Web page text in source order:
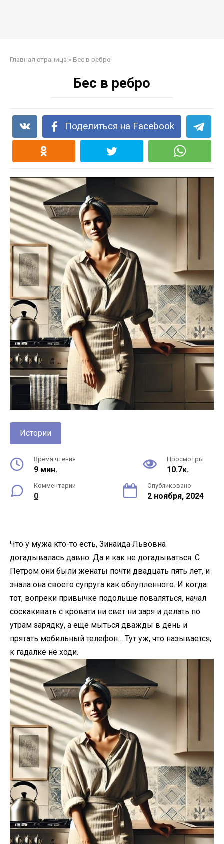
Главная страница »Бес в ребро
Бес в ребро
Поделиться на Facebook
Истории
Время чтения
9 мин.
Просмотры
10.7к.
Комментарии
0
Опубликовано
2 ноября, 2024
Что у мужа кто-то есть, Зинаида Львовна
догадывалась давно. Да и как не догадываться. С
Петром они были женаты почти двадцать пять лет, и
знала она своего супруга как облупленного. И когда
тот, вопреки привычке подольше поваляться, начал
соскакивать с кровати ни свет ни заря и делать по
утрам зарядку, а еще мыться дважды в день и
прятать мобильный телефон… Тут уж, что называется,
к гадалке не ходи.